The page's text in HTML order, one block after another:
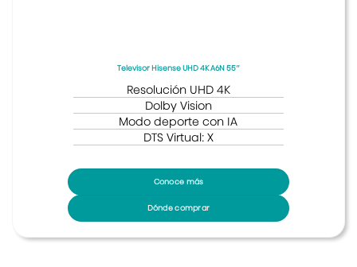
Televisor Hisense UHD 4K A6N 55″
Resolución UHD 4K
Dolby Vision
Modo deporte con IA
DTS Virtual: X
Conoce más
Dónde comprar